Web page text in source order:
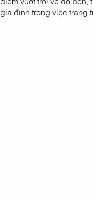
gia đình trong việc trang